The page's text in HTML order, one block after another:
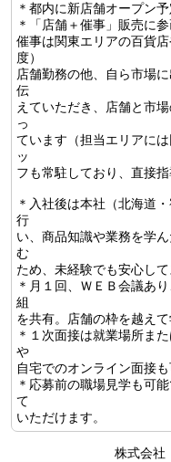
＊都内に新店舗オープン
＊「店舗＋催事」販売に
催事は関東エリアの百貨
度）
店舗勤務の他、自ら市場
伝
えていただき、店舗と市
っ
ています（担当エリアに
ッ
フも常駐しており、直接
＊入社後は本社（北海道
行
い、商品知識や業務を学
む
ため、未経験でも安心して
＊月１回、ＷＥＢ会議あ
組
を共有。店舗の枠を越えて
＊１次面接は就業場所ま
や
自宅でのオンライン面接
＊応募前の職場見学も可
て
いただけます。
株式会